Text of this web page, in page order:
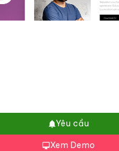
Yêu cầu
Xem Demo